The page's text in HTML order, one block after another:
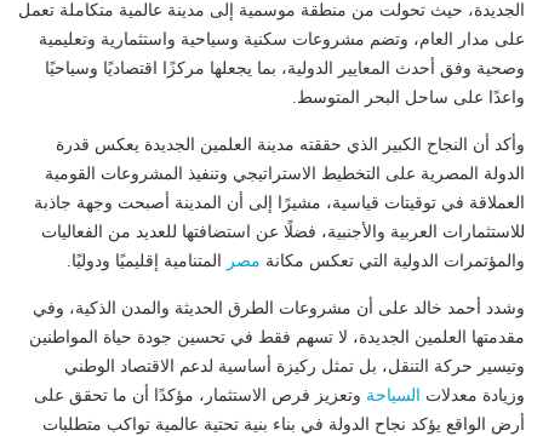
الجديدة، حيث تحولت من منطقة موسمية إلى مدينة عالمية متكاملة تعمل
على مدار العام، وتضم مشروعات سكنية وسياحية واستثمارية وتعليمية
وصحية وفق أحدث المعايير الدولية، بما يجعلها مركزًا اقتصاديًا وسياحيًا
واعدًا على ساحل البحر المتوسط.
وأكد أن النجاح الكبير الذي حققته مدينة العلمين الجديدة يعكس قدرة
الدولة المصرية على التخطيط الاستراتيجي وتنفيذ المشروعات القومية
العملاقة في توقيتات قياسية، مشيرًا إلى أن المدينة أصبحت وجهة جاذبة
للاستثمارات العربية والأجنبية، فضلًا عن استضافتها للعديد من الفعاليات
والمؤتمرات الدولية التي تعكس مكانة مصر المتنامية إقليميًا ودوليًا.
وشدد أحمد خالد على أن مشروعات الطرق الحديثة والمدن الذكية، وفي
مقدمتها العلمين الجديدة، لا تسهم فقط في تحسين جودة حياة المواطنين
وتيسير حركة التنقل، بل تمثل ركيزة أساسية لدعم الاقتصاد الوطني
وزيادة معدلات
السياحة وتعزيز فرص الاستثمار، مؤكدًا أن ما تحقق على
أرض الواقع يؤكد نجاح الدولة في بناء بنية تحتية عالمية تواكب متطلبات